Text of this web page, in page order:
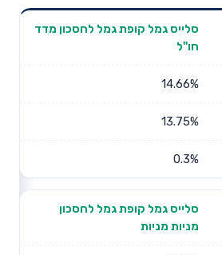
שנתית 3
תשואה
דמי ניהול
סלייס גמל קופת גמל לחסכון מדד
חו"ל
14.66%
13.75%
0.3%
סלייס גמל קופת גמל לחסכון
מניות מניות